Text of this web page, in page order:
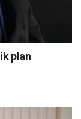
plan